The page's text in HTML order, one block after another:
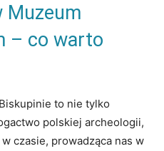
Muzeum
– co warto
to nie tylko
polskiej archeologii,
czasie, prowadząca​ nas w